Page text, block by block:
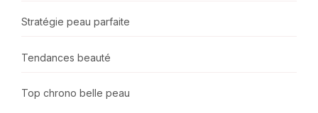
Stratégie peau parfaite
Tendances beauté
Top chrono belle peau